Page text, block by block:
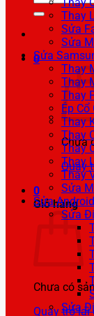
kiếm:
0
Chưa
Quay
0
Giỏ hàng
Chưa có
Quay trở lại
Thay
Sửa
Sửa
Sửa
Thay
Thay
Thay
Ép
Thay
Thay
Thay
Thay
Thay
Sửa
Sửa Android
Sửa
Sửa